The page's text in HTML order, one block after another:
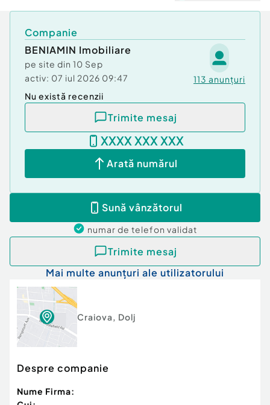
Companie
BENIAMIN Imobiliare
pe site din 10 Sep
activ: 07 iul 2026 09:47 113 anunțuri
Nu există recenzii
Trimite mesaj
XXXX XXX XXX
Arată numărul
Sună vânzătorul
numar de telefon validat
Trimite mesaj
Mai multe anunțuri ale utilizatorului
Craiova, Dolj
Despre companie
Nume Firma: